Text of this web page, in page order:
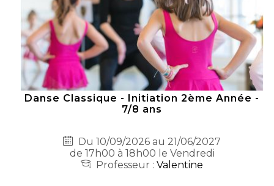
Danse Classique - Initiation 2ème Année -
7/8 ans
Du 10/09/2026 au 21/06/2027
de 17h00 à 18h00 le Vendredi
Professeur :Valentine